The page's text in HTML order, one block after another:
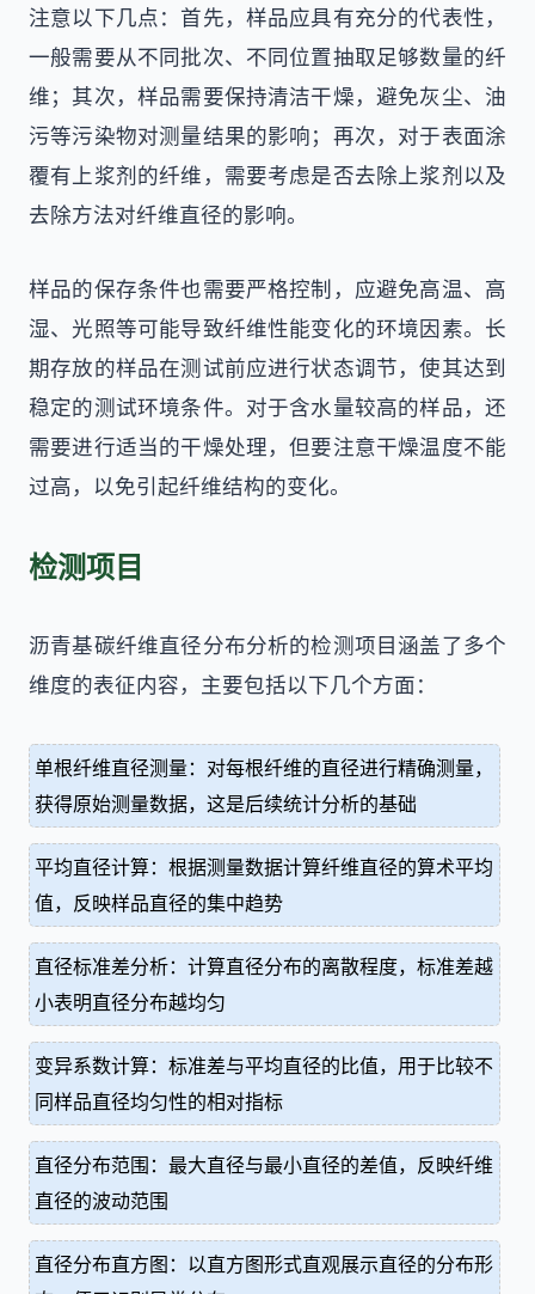
注意以下几点：首先，样品应具有充分的代表性，
一般需要从不同批次、不同位置抽取足够数量的纤
维；其次，样品需要保持清洁干燥，避免灰尘、油
污等污染物对测量结果的影响；再次，对于表面涂
覆有上浆剂的纤维，需要考虑是否去除上浆剂以及
去除方法对纤维直径的影响。
样品的保存条件也需要严格控制，应避免高温、高
湿、光照等可能导致纤维性能变化的环境因素。长
期存放的样品在测试前应进行状态调节，使其达到
稳定的测试环境条件。对于含水量较高的样品，还
需要进行适当的干燥处理，但要注意干燥温度不能
过高，以免引起纤维结构的变化。
检测项目
沥青基碳纤维直径分布分析的检测项目涵盖了多个
维度的表征内容，主要包括以下几个方面：
单根纤维直径测量：对每根纤维的直径进行精确测量，
获得原始测量数据，这是后续统计分析的基础
平均直径计算：根据测量数据计算纤维直径的算术平均
值，反映样品直径的集中趋势
直径标准差分析：计算直径分布的离散程度，标准差越
小表明直径分布越均匀
变异系数计算：标准差与平均直径的比值，用于比较不
同样品直径均匀性的相对指标
直径分布范围：最大直径与最小直径的差值，反映纤维
直径的波动范围
直径分布直方图：以直方图形式直观展示直径的分布形